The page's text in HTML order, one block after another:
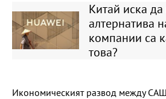
Китай иска
алтернатива
компании са
това?
Икономическият развод между